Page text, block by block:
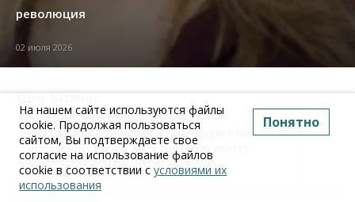
революция
02 июля 2026
Про Бизнес
Бизнес Право&Порядок ПроБизнес
Злоумышленники опять атакуют новосибирские
компании через электронную почту
06 августа 2026, 11:00
На нашем сайте используются файлы
cookie. Продолжая пользоваться
сайтом, Вы подтверждаете свое
согласие на использование файлов
cookie в соответствии с условиями их
использования
Понятно